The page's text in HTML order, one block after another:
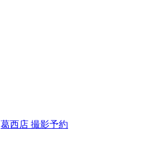
葛西店 撮影予約